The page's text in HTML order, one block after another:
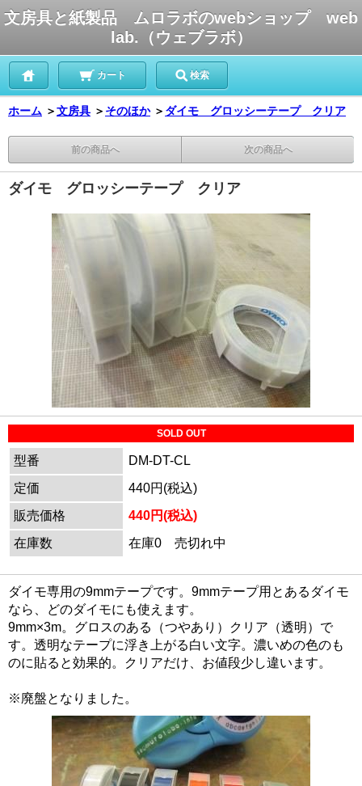
文房具と紙製品 ムロラボのwebショップ web
lab.（ウェブラボ）
カート 検索
ホーム ＞文房具 ＞ そのほか ＞ ダイモ グロッシーテープ クリア
前の商品へ 次の商品へ
ダイモ グロッシーテープ クリア
SOLD OUT
型番
DM-DT-CL
定価
440円(税込)
販売価格
440円(税込)
在庫数
在庫0 売切れ中
ダイモ専用の9mmテープです。9mmテープ用とあるダイモ
なら、どのダイモにも使えます。
9mm×3m。グロスのある（つやあり）クリア（透明）で
す。透明なテープに浮き上がる白い文字。濃いめの色のも
のに貼ると効果的。クリアだけ、お値段少し違います。
※廃盤となりました。